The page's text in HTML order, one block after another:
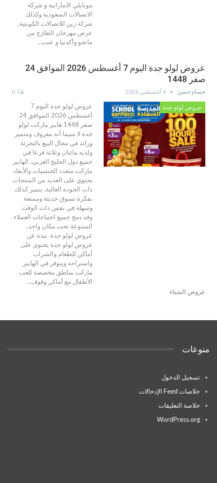
موبايلي الاماراتية و شركة
الاتصالات السعودية وكذلك
شركة زين للاتصالات الكويتية,
عرض مهرجان الطازج من
مانجو وأكدنيا و عنب…
عروض لولو جدة اليوم 7 أغسطس 2026 الموافق 24
صفر 1448
حسام حسن 4 أغسطس 2026
عروض لولو جدة
عروض لولو جدة اليوم 7
أغسطس 2026 الموافق 24
صفر 1448 هايبر ماركت لولو
جدة لا سيما أنه معروف ومتميز
ورائد في مجال البيع بالتجزئة
ولديه مائتان وثلاثة فرعا في
جميع دول الخليج العربي، الهايبر
ماركت متعدد الجنسيات والأبعاد
يحتوي على العديد من المنتجات
ذات الجودة العالية, يتميز كذلك
بفكرة تسوق حديثة وممتعة
وسهلة في نفس ذات الوقت
وقد دمج جميع احتياجات العملاء
المتنوعة تحت مكان واحد,
عروض لولو جدة. نبذة عن
عروض لولو جدة يحتوي على
أماكن للطعام والشراب
واستراحة ويتوفر في الهايبر
ماركت مناطق مخصصة للعب
الأطفال مع أماكن وقوف…
عروض الشتاء
منوعات
تسجيل الدخول
خلاصات Feed الإدخالات
خلاصة التعليقات
WordPress.org